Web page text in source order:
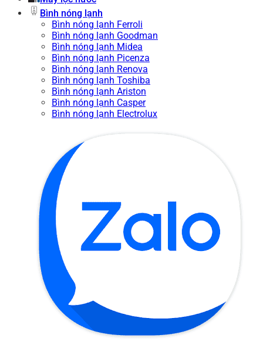
Bình nóng lạnh
Bình nóng lạnh Ferroli
Bình nóng lạnh Goodman
Bình nóng lạnh Midea
Bình nóng lạnh Picenza
Bình nóng lạnh Renova
Bình nóng lạnh Toshiba
Bình nóng lạnh Ariston
Bình nóng lạnh Casper
Bình nóng lạnh Electrolux